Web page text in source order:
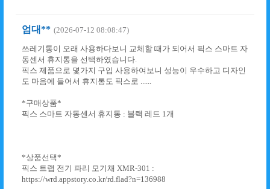
엄대** (2026-07-12 08:08:47)
쓰레기통이 오래 사용하다보니 교체할 때가 되어서 픽스 스마트 자
동센서 휴지통을 선택하였습니다.
픽스 제품으로 몇가지 구입 사용하여보니 성능이 우수하고 디자인
도 마음에 들어서 휴지통도 픽스로 ......
*구매상품*
픽스 스마트 자동센서 휴지통 : 블랙 레드 1개
*상품선택*
픽스 트랩 전기 파리 모기채 XMR-301 :
https://wrd.appstory.co.kr/rd.flad?n=136988